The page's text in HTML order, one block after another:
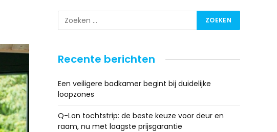
Recente berichten
Een veiligere badkamer begint bij duidelijke
loopzones
Q-Lon tochtstrip: de beste keuze voor deur en
raam, nu met laagste prijsgarantie